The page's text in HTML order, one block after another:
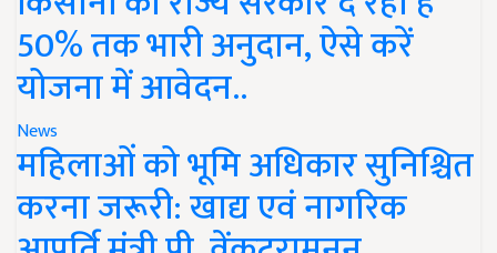
50% तक भारी अनुदान, ऐसे करें
योजना में आवेदन..
News
महिलाओं को भूमि अधिकार सुनिश्चित
करना जरूरी: खाद्य एवं नागरिक